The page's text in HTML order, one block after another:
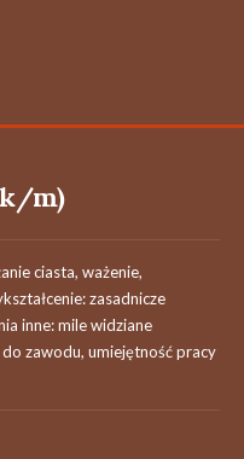
m)
ciasta, ważenie,
zasadnicze
inne: mile widziane
zawodu, umiejętność pracy